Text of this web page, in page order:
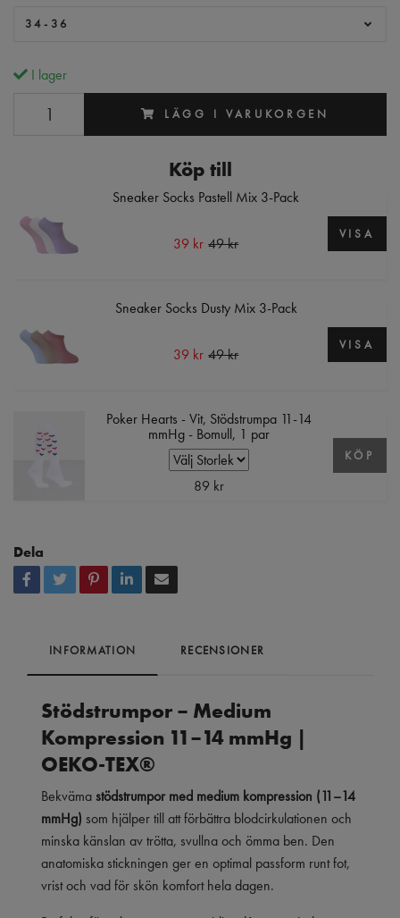
34-36
I lager
LÄGG I VARUKORGEN
Köp till
Sneaker Socks Pastell Mix 3-Pack
39 kr 49 kr
VISA
Sneaker Socks Dusty Mix 3-Pack
39 kr 49 kr
VISA
Poker Hearts - Vit, Stödstrumpa 11-14
mmHg - Bomull, 1 par
89 kr
KÖP
Dela
INFORMATION RECENSIONER
Stödstrumpor – Medium
Kompression 11–14 mmHg |
OEKO-TEX®
Bekvämastödstrumpor med medium kompression (11–14
mmHg) som hjälper till att förbättra blodcirkulationen och
minska känslan av trötta, svullna och ömma ben. Den
anatomiska stickningen ger en optimal passform runt fot,
vrist och vad för skön komfort hela dagen.